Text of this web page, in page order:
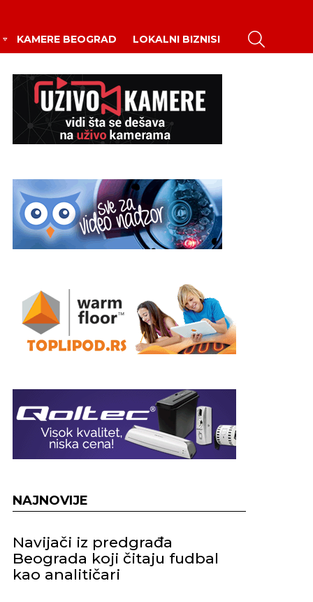
KAMERE BEOGRAD LOKALNI BIZNISI
NAJNOVIJE
Navijači iz predgrađa
Beograda koji čitaju fudbal
kao analitičari